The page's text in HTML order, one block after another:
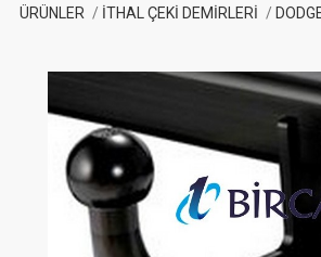
ÜRÜNLER İTHAL ÇEKİ DEMİRLERİ